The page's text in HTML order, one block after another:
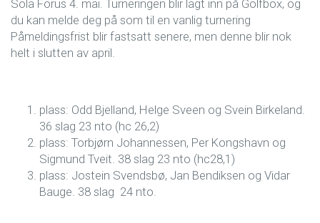
Sola Forus 4. mai. Turneringen blir lagt inn på Golfbox, og
du kan melde deg på som til en vanlig turnering
Påmeldingsfrist blir fastsatt senere, men denne blir nok
helt i slutten av april.
plass: Odd Bjelland, Helge Sveen og Svein Birkeland.
36 slag 23 nto (hc 26,2)
plass: Torbjørn Johannessen, Per Kongshavn og
Sigmund Tveit. 38 slag 23 nto (hc28,1)
plass: Jostein Svendsbø, Jan Bendiksen og Vidar
Bauge. 38 slag 24 nto.